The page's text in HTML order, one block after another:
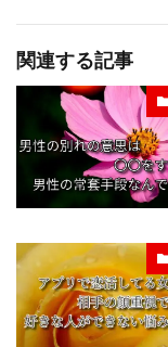
関連する記事